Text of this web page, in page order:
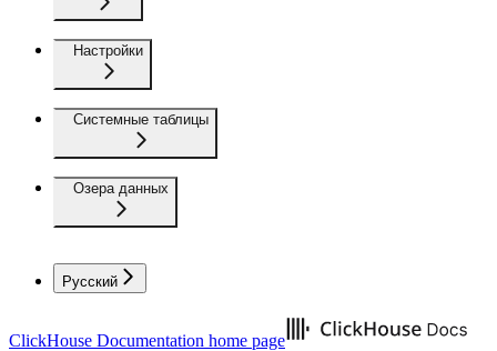
Настройки
Системные таблицы
Озера данных
Русский
ClickHouse Documentation home page